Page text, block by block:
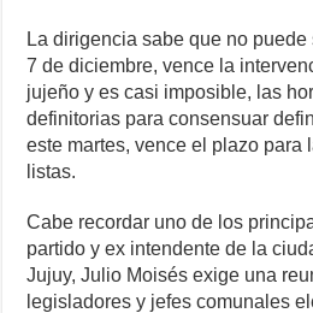
La dirigencia sabe que no puede
7 de diciembre, vence la
jujeño y es casi imposible, las
definitorias para consensuar
este martes, vence el plazo para
listas.
Cabe recordar uno de los
partido y ex intendente de la
Jujuy, Julio Moisés exige una
legisladores y jefes comunales